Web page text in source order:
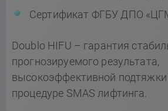
Сертификат ФГБУ ДПО
Doublo HIFU – гарантия
прогнозируемого результата,
высокоэффективной
процедуре SMAS лифтинга.